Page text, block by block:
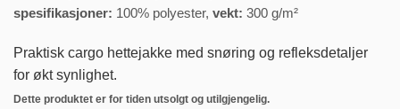
spesifikasjoner: 100% polyester, vekt: 300 g/m²
Praktisk cargo hettejakke med snøring og refleksdetaljer
for økt synlighet.
Dette produktet er for tiden utsolgt og utilgjengelig.